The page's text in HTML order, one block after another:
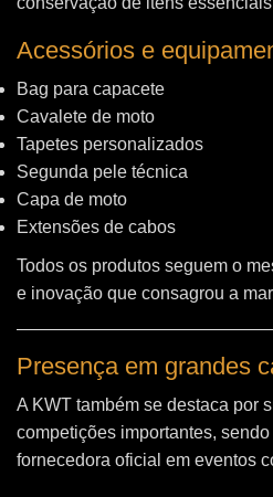
Acessórios e
Bag para capacete
Cavalete de moto
Tapetes personalizados
Segunda pele técnica
Capa de moto
Extensões de cabos
Todos os produtos seguem o
e inovação que consagrou a
Presença em grandes
A KWT também se destaca por
competições importantes,
fornecedora oficial em eventos